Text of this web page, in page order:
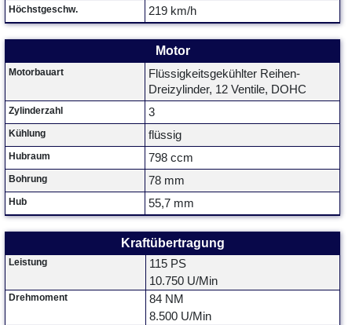
Höchstgeschw. 219 km/h
Motor
Motorbauart
Flüssigkeitsgekühlter Reihen-
Dreizylinder, 12 Ventile, DOHC
Zylinderzahl 3
Kühlung flüssig
Hubraum 798 ccm
Bohrung 78 mm
Hub 55,7 mm
Kraftübertragung
Leistung
115 PS
10.750 U/Min
Drehmoment
84 NM
8.500 U/Min